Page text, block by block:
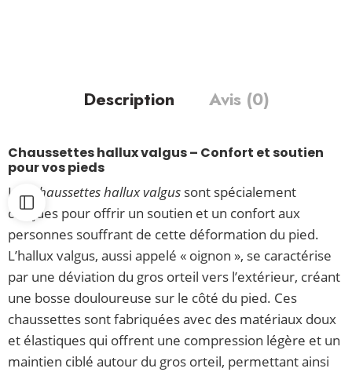
Description Avis (0)
Chaussettes hallux valgus – Confort et soutien
pour vos pieds
Leschaussettes hallux valgus sont spécialement
conçues pour offrir un soutien et un confort aux
personnes souffrant de cette déformation du pied.
L’hallux valgus, aussi appelé « oignon », se caractérise
par une déviation du gros orteil vers l’extérieur, créant
une bosse douloureuse sur le côté du pied. Ces
chaussettes sont fabriquées avec des matériaux doux
et élastiques qui offrent une compression légère et un
maintien ciblé autour du gros orteil, permettant ainsi